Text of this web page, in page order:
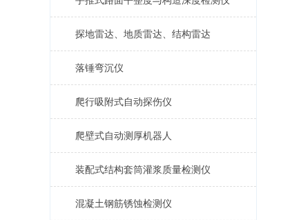
探地雷达、地质雷达、结构雷达
落锤弯沉仪
爬行吸附式自动探伤仪
爬壁式自动测厚机器人
装配式结构套筒灌浆质量检测仪
混凝土钢筋锈蚀检测仪